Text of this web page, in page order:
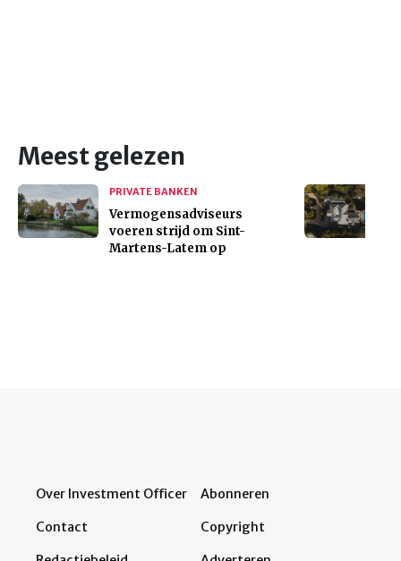
Meest gelezen
PRIVATE BANKEN
Vermogensadviseurs
voeren strijd om Sint-
Martens-Latem op
Over Investment Officer
Contact
Abonneren
Copyright